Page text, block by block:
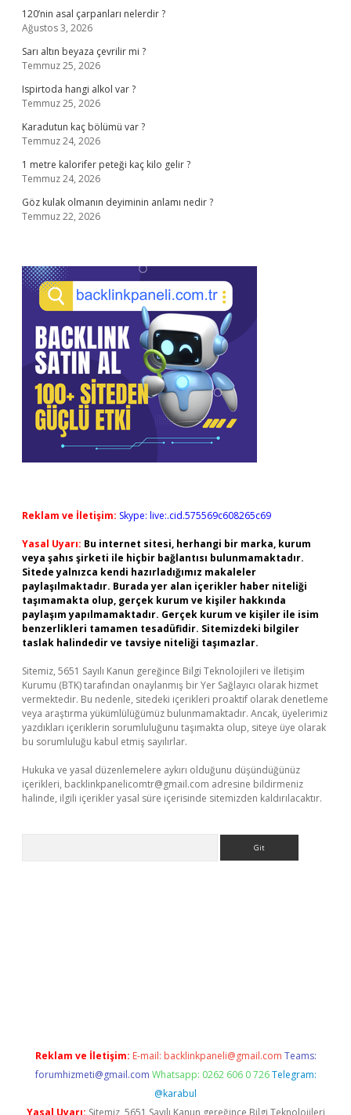
120’nin asal çarpanları nelerdir ?
Ağustos 3, 2026
Sarı altın beyaza çevrilir mi ?
Temmuz 25, 2026
Ispirtoda hangi alkol var ?
Temmuz 25, 2026
Karadutun kaç bölümü var ?
Temmuz 24, 2026
1 metre kalorifer peteği kaç kilo gelir ?
Temmuz 24, 2026
Göz kulak olmanın deyiminin anlamı nedir ?
Temmuz 22, 2026
Reklam ve İletişim: Skype: live:.cid.575569c608265c69
Yasal Uyarı: Bu internet sitesi, herhangi bir marka, kurum
veya şahıs şirketi ile hiçbir bağlantısı bulunmamaktadır.
Sitede yalnızca kendi hazırladığımız makaleler
paylaşılmaktadır. Burada yer alan içerikler haber niteliği
taşımamakta olup, gerçek kurum ve kişiler hakkında
paylaşım yapılmamaktadır. Gerçek kurum ve kişiler ile isim
benzerlikleri tamamen tesadüfidir. Sitemizdeki bilgiler
taslak halindedir ve tavsiye niteliği taşımazlar.
Sitemiz, 5651 Sayılı Kanun gereğince Bilgi Teknolojileri ve İletişim
Kurumu (BTK) tarafından onaylanmış bir Yer Sağlayıcı olarak hizmet
vermektedir. Bu nedenle, sitedeki içerikleri proaktif olarak denetleme
veya araştırma yükümlülüğümüz bulunmamaktadır. Ancak, üyelerimiz
yazdıkları içeriklerin sorumluluğunu taşımakta olup, siteye üye olarak
bu sorumluluğu kabul etmiş sayılırlar.
Hukuka ve yasal düzenlemelere aykırı olduğunu düşündüğünüz
içerikleri, backlinkpanelicomtr@gmail.com adresine bildirmeniz
halinde, ilgili içerikler yasal süre içerisinde sitemizden kaldırılacaktır.
Reklam ve İletişim: E-mail: backlinkpaneli@gmail.com Teams:
forumhizmeti@gmail.com Whatsapp: 0262 606 0 726 Telegram:
@karabul
Yasal Uyarı: Sitemiz, 5651 Sayılı Kanun gereğince Bilgi Teknolojileri